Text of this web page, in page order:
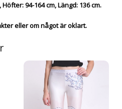
94-164 cm, Längd: 136 cm.
eller om något är oklart.